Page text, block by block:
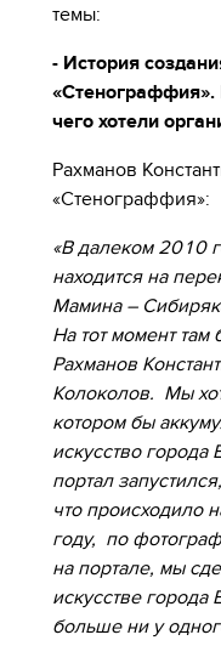
темы:
- История
«Стенограффия».
чего хотели
Рахманов
«Стенограффия»:
«В далеком 2010
находится на
Мамина –
На тот момент там
Рахманов
Колоколов. Мы
котором бы
искусство города
портал
что происходило
году, по
на портале, мы
искусстве города
больше ни у